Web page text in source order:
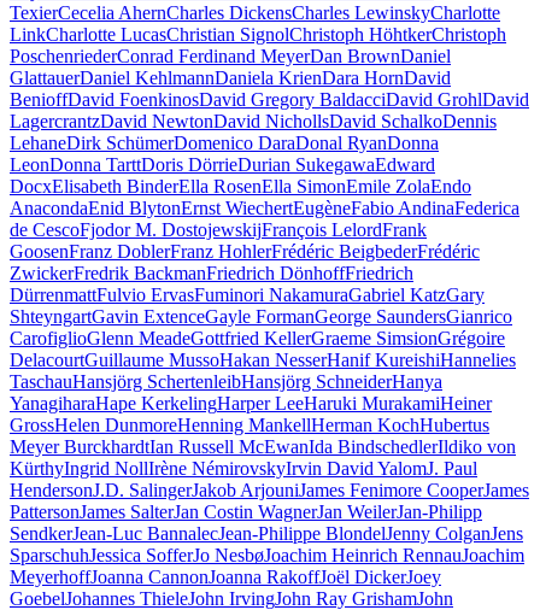
TexierCecelia AhernCharles DickensCharles LewinskyCharlotte
LinkCharlotte LucasChristian SignolChristoph HöhtkerChristoph
PoschenriederConrad Ferdinand MeyerDan BrownDaniel
GlattauerDaniel KehlmannDaniela KrienDara HornDavid
BenioffDavid FoenkinosDavid Gregory BaldacciDavid GrohlDavid
LagercrantzDavid NewtonDavid NichollsDavid SchalkoDennis
LehaneDirk SchümerDomenico DaraDonal RyanDonna
LeonDonna TarttDoris DörrieDurian SukegawaEdward
DocxElisabeth BinderElla RosenElla SimonEmile ZolaEndo
AnacondaEnid BlytonErnst WiechertEugèneFabio AndinaFederica
de CescoFjodor M. DostojewskijFrançois LelordFrank
GoosenFranz DoblerFranz HohlerFrédéric BeigbederFrédéric
ZwickerFredrik BackmanFriedrich DönhoffFriedrich
DürrenmattFulvio ErvasFuminori NakamuraGabriel KatzGary
ShteyngartGavin ExtenceGayle FormanGeorge SaundersGianrico
CarofiglioGlenn MeadeGottfried KellerGraeme SimsionGrégoire
DelacourtGuillaume MussoHakan NesserHanif KureishiHannelies
TaschauHansjörg SchertenleibHansjörg SchneiderHanya
YanagiharaHape KerkelingHarper LeeHaruki MurakamiHeiner
GrossHelen DunmoreHenning MankellHerman KochHubertus
Meyer BurckhardtIan Russell McEwanIda BindschedlerIldiko von
KürthyIngrid NollIrène NémirovskyIrvin David YalomJ. Paul
HendersonJ.D. SalingerJakob ArjouniJames Fenimore CooperJames
PattersonJames SalterJan Costin WagnerJan WeilerJan-Philipp
SendkerJean-Luc BannalecJean-Philippe BlondelJenny ColganJens
SparschuhJessica SofferJo NesbøJoachim Heinrich RennauJoachim
MeyerhoffJoanna CannonJoanna RakoffJoël DickerJoey
GoebelJohannes ThieleJohn IrvingJohn Ray GrishamJohn